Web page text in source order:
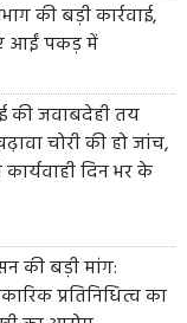
की बड़ी कार्रवाई,
आईं पकड़ में
की जवाबदेही तय
चोरी की हो जांच,
दिन भर के
की बड़ी मांग:
प्रतिनिधित्व का